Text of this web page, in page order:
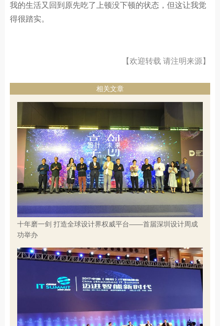
我的生活又回到原先吃了上顿没下顿的状态，但这让我觉
得很踏实。
【欢迎转载 请注明来源】
相关文章
十年磨一剑 打造全球设计界权威平台——首届深圳设计周成
功举办